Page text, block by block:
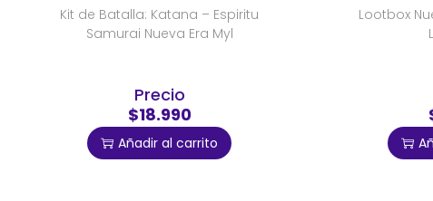
Kit de Batalla: Katana – Espiritu
Samurai Nueva Era Myl
Precio
$18.990
Añadir al carrito
Lootbox